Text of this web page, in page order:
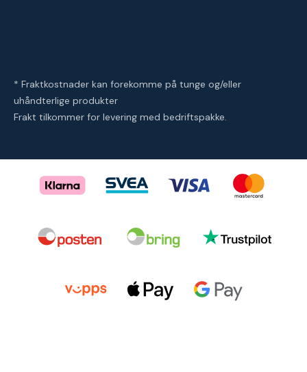
* Fraktkostnader kan forekomme på tunge og/eller
uhåndterlige produkter
Frakt tilkommer for levering med bedriftspakke.